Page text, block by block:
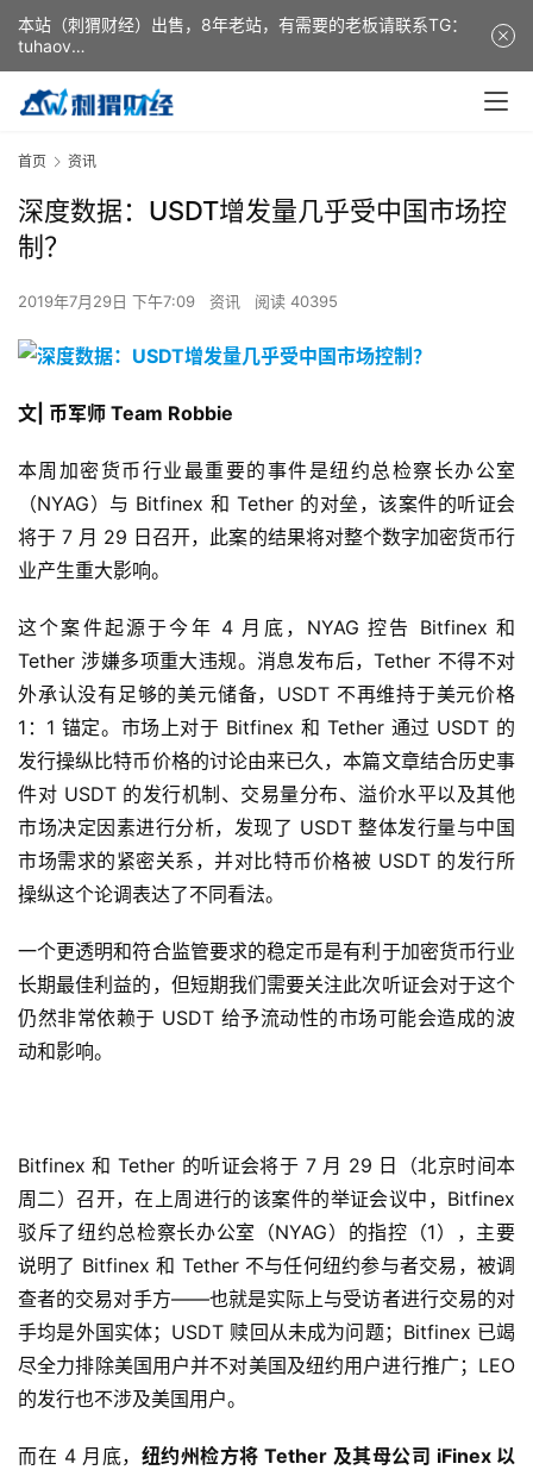
首页 资讯
深度数据：USDT增发量几乎受中国市场控
制？
2019年7月29日 下午7:09 资讯 阅读 40395
文| 币军师 Team Robbie
本周加密货币行业最重要的事件是纽约总检察长办公室
（NYAG）与 Bitfinex 和 Tether 的对垒，该案件的听证会
将于 7 月 29 日召开，此案的结果将对整个数字加密货币行
业产生重大影响。
这个案件起源于今年 4 月底，NYAG 控告 Bitfinex 和
Tether 涉嫌多项重大违规。消息发布后，Tether 不得不对
外承认没有足够的美元储备，USDT 不再维持于美元价格
1：1 锚定。市场上对于 Bitfinex 和 Tether 通过 USDT 的
发行操纵比特币价格的讨论由来已久，本篇文章结合历史事
件对 USDT 的发行机制、交易量分布、溢价水平以及其他
市场决定因素进行分析，发现了 USDT 整体发行量与中国
市场需求的紧密关系，并对比特币价格被 USDT 的发行所
操纵这个论调表达了不同看法。
一个更透明和符合监管要求的稳定币是有利于加密货币行业
长期最佳利益的，但短期我们需要关注此次听证会对于这个
仍然非常依赖于 USDT 给予流动性的市场可能会造成的波
动和影响。
Bitfinex 和 Tether 的听证会将于 7 月 29 日（北京时间本
周二）召开，在上周进行的该案件的举证会议中，Bitfinex
驳斥了纽约总检察长办公室（NYAG）的指控（1），主要
说明了 Bitfinex 和 Tether 不与任何纽约参与者交易，被调
查者的交易对手方——也就是实际上与受访者进行交易的对
手均是外国实体；USDT 赎回从未成为问题；Bitfinex 已竭
尽全力排除美国用户并不对美国及纽约用户进行推广；LEO
的发行也不涉及美国用户。
而在 4 月底， 纽约州检方将 Tether 及其母公司 iFinex 以
本站（刺猬财经）出售，8年老站，有需要的老板请联系TG：
tuhaov
This website (ciweicaijing) is for sale. It is a 8-year-old
website. If you need it, please contact TG: tuhaov